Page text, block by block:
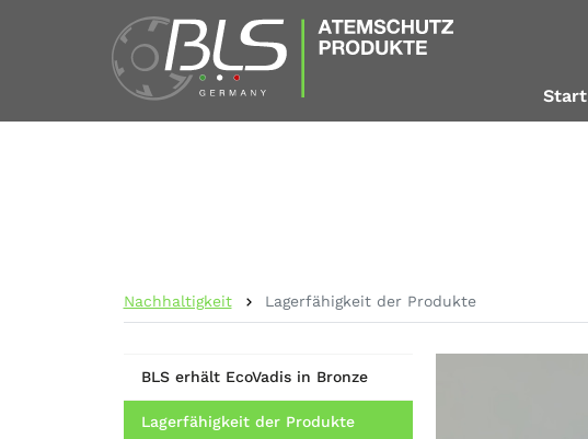
Start
Nachhaltigkeit Lagerfähigkeit der Produkte
BLS erhält EcoVadis in Bronze
Lagerfähigkeit der Produkte